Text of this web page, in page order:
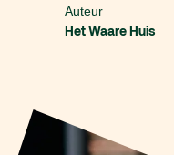
Auteur
Het Waare Huis